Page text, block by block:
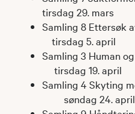
tirsdag 29. mars
Samling 8
tirsdag 5. april
Samling 3
tirsdag 19. april
Samling 4
søndag 24. april